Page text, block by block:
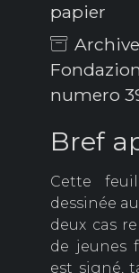
papier
numero
Bref
Cette
dessinée
deux cas
de jeunes
est signé,